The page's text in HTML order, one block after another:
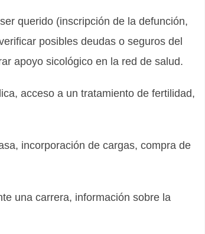
querido (inscripción de la defunción,
posibles deudas o seguros del
apoyo sicológico en la red de salud.
acceso a un tratamiento de fertilidad,
incorporación de cargas, compra de
una carrera, información sobre la